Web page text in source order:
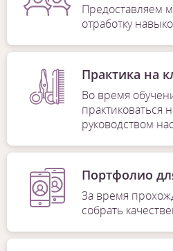
Предоставляем
отработку
Практика на
Во время
практиковаться
руководством
Портфолио
За время
собрать